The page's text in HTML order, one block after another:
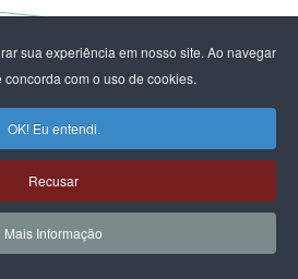
sua experiência em nosso site. Ao navegar
concorda com o uso de cookies.
OK! Eu entendi.
Recusar
Mais Informação